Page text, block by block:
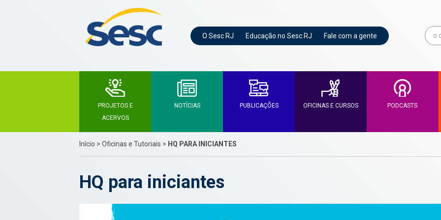
O Sesc RJ Educação no Sesc RJ Fale com a gente
PROJETOS E
ACERVOS
NOTÍCIAS PUBLICAÇÕES OFICINAS E CURSOS PODCASTS
Início >Oficinas e Tutoriais > HQ PARA INICIANTES
HQ para iniciantes